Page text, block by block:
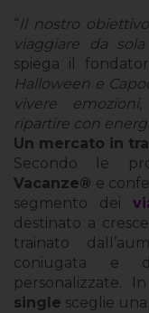
“Il nostro
viaggiare da
spiega il
Halloween e
vivere
ripartire con
Un mercato in
Secondo le
Vacanze® e
segmento dei
destinato a
trainato
coniugata e
personalizzate. In
single sceglie